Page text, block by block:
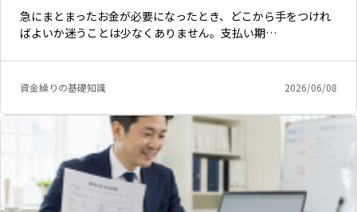
急にまとまったお金が必要になったとき、どこから手をつけれ
ばよいか迷うことは少なくありません。支払い期…
資金繰りの基礎知識 2026/06/08